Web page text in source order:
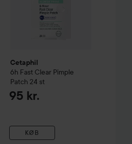
Cetaphil
6h Fast Clear Pimple
Patch 24 st
95 kr.
KØB